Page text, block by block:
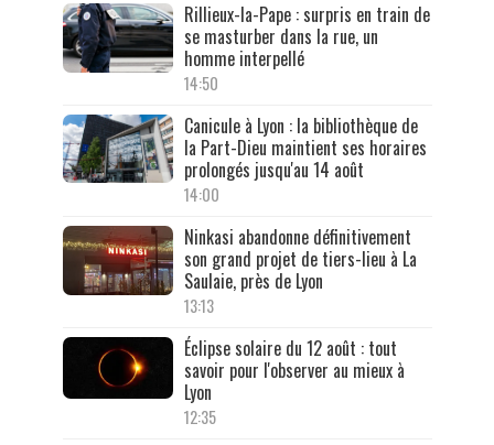
Rillieux-la-Pape : surpris en train de
se masturber dans la rue, un
homme interpellé
14:50
Canicule à Lyon : la bibliothèque de
la Part-Dieu maintient ses horaires
prolongés jusqu'au 14 août
14:00
Ninkasi abandonne définitivement
son grand projet de tiers-lieu à La
Saulaie, près de Lyon
13:13
Éclipse solaire du 12 août : tout
savoir pour l'observer au mieux à
Lyon
12:35